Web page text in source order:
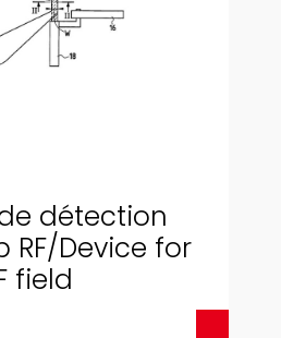
détection
Device for
field